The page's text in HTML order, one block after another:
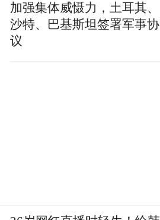
加强集体威慑力，土耳其、
沙特、巴基斯坦签署军事协
议